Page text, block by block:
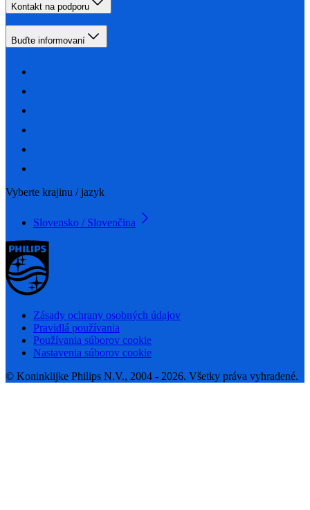
Kontakt na podporu
Buďte informovaní
Vyberte krajinu / jazyk
Slovensko / Slovenčina
Zásady ochrany osobných údajov
Pravidlá používania
Používania súborov cookie
Nastavenia súborov cookie
© Koninklijke Philips N.V., 2004 - 2026. Všetky práva vyhradené.